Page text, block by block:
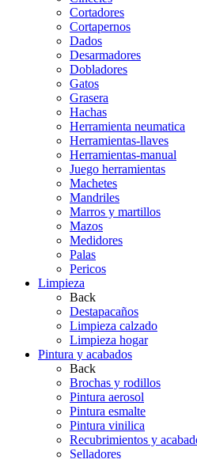
Cortadores
Cortapernos
Dados
Desarmadores
Dobladores
Gatos
Grasera
Hachas
Herramienta neumatica
Herramientas-llaves
Herramientas-manual
Juego herramientas
Machetes
Mandriles
Marros y martillos
Mazos
Medidores
Palas
Pericos
Limpieza
Back
Destapacaños
Limpieza calzado
Limpieza hogar
Pintura y acabados
Back
Brochas y rodillos
Pintura aerosol
Pintura esmalte
Pintura vinilica
Recubrimientos y
Selladores